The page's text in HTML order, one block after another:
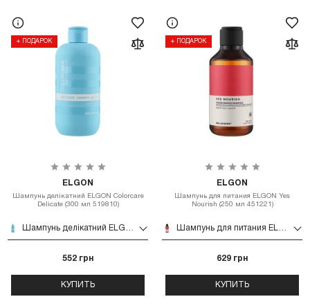
+ ПОДАРОК
ELGON
Шампунь делікатний ELGON Colorcare
Delicate (300 мл 519810)
552 грн
КУПИТЬ
+ ПОДАРОК
ELGON
Шампунь для питания ELGON Yes
Nourish (250 мл 451221)
629 грн
КУПИТЬ